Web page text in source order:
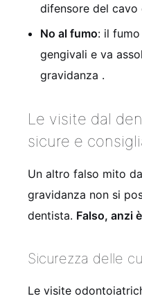
difensore del cavo
No al fumo: il
gengivali e va
gravidanza .
Le visite dal
sicure e
Un altro falso mito
gravidanza non si
dentista. Falso, anzi
Sicurezza delle
Le visite